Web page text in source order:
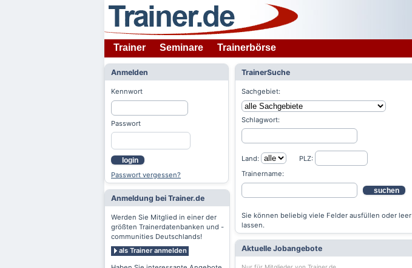
Trainer Seminare Trainerbörse
Anmelden
Kennwort
Passwort
login
Passwort vergessen?
Anmeldung bei Trainer.de
Werden Sie Mitglied in einer der
größten Trainerdatenbanken und -
communities Deutschlands!
als Trainer anmelden
TrainerSuche
Sachgebiet:
Schlagwort:
Land:
PLZ:
Trainername:
suchen
Sie können beliebig viele Felder ausfüllen oder leer
lassen.
Aktuelle Jobangebote